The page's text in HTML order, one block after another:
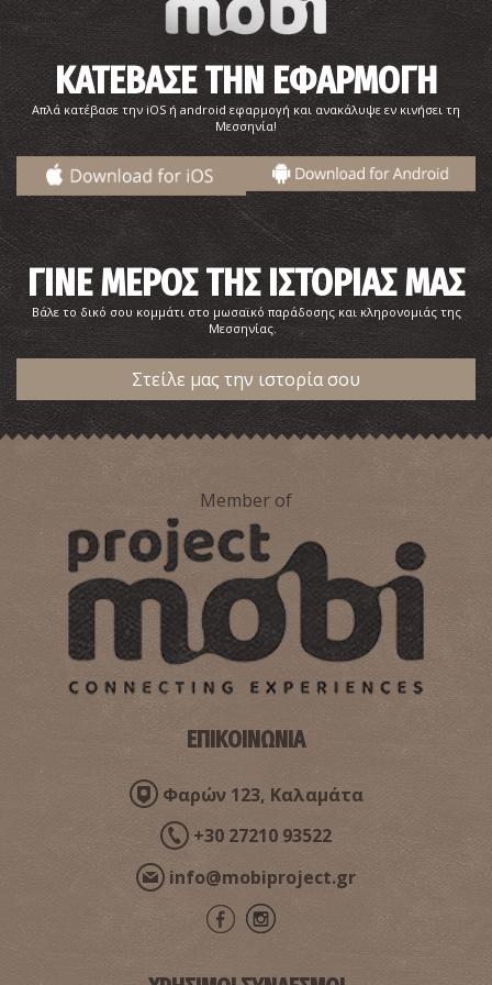
ΚΑΤΕΒΑΣΕ ΤΗΝ ΕΦΑΡΜΟΓΗ
Απλά κατέβασε την iOS ή android εφαρμογή και ανακάλυψε εν κινήσει τη
Μεσσηνία!
ΓΙΝΕ ΜΕΡΟΣ ΤΗΣ ΙΣΤΟΡΙΑΣ ΜΑΣ
Βάλε το δικό σου κομμάτι στο μωσαϊκό παράδοσης και κληρονομιάς της
Μεσσηνίας.
Στείλε μας την ιστορία σου
Member of
ΕΠΙΚΟΙΝΩΝΙΑ
Φαρών 123, Καλαμάτα
+30 27210 93522
info@mobiproject.gr